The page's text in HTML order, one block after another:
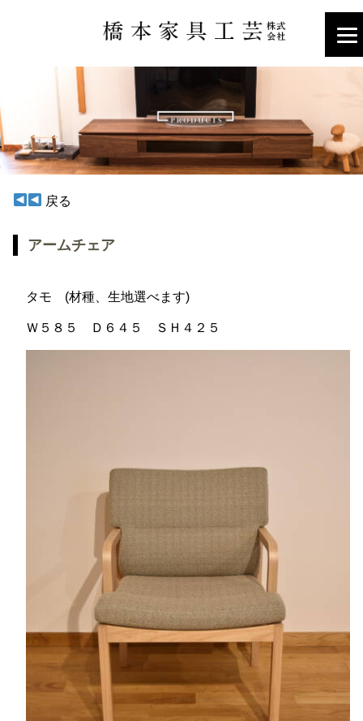
戻る
アームチェア
タモ (材種、生地選べます)
Ｗ５８５ Ｄ６４５ ＳＨ４２５